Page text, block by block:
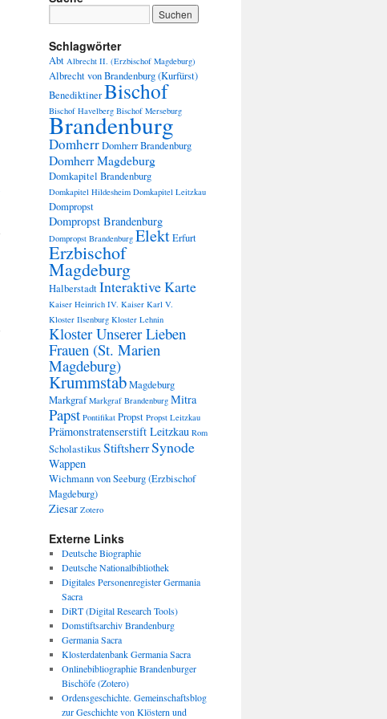
Schlagwörter
Abt Albrecht II. (Erzbischof Magdeburg)
Albrecht von Brandenburg (Kurfürst)
BenediktinerBischof
Bischof Havelberg Bischof Merseburg
Brandenburg
DomherrDomherr Brandenburg
Domherr Magdeburg
Domkapitel Brandenburg
Domkapitel Hildesheim Domkapitel Leitzkau
Dompropst
Dompropst Brandenburg
Dompropst Brandenburg ElektErfurt
Erzbischof
Magdeburg
HalberstadtInteraktive Karte
Kaiser Heinrich IV. Kaiser Karl V.
Kloster Ilsenburg Kloster Lehnin
Kloster Unserer Lieben
Frauen (St. Marien
Magdeburg)
KrummstabMagdeburg
Markgraf Markgraf Brandenburg Mitra
Papst Pontifikat Propst Propst Leitzkau
Prämonstratenserstift Leitzkau Rom
ScholastikusStiftsherrSynode
Wappen
Wichmann von Seeburg (Erzbischof
Magdeburg)
Ziesar Zotero
Externe Links
Deutsche Biographie
Deutsche Nationalbibliothek
Digitales Personenregister Germania
Sacra
DiRT (Digital Research Tools)
Domstiftsarchiv Brandenburg
Germania Sacra
Klosterdatenbank Germania Sacra
Onlinebibliographie Brandenburger
Bischöfe (Zotero)
Ordensgeschichte. Gemeinschaftsblog
zur Geschichte von Klöstern und